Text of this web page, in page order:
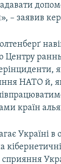
– заявив
Центру
НАТО й,
країн
Україні в